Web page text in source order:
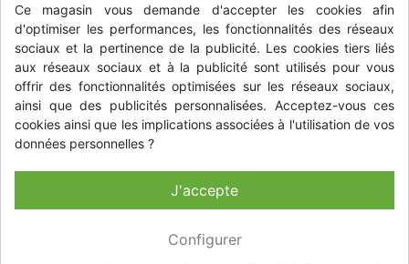
BAIE DE PARE BRISE RENAULT
GRAND SCENIC 2 PHASE 2
31,20 € TTC
Ce magasin vous demande d'accepter les cookies afin
d'optimiser les performances, les fonctionnalités des réseaux
sociaux et la pertinence de la publicité. Les cookies tiers liés
aux réseaux sociaux et à la publicité sont utilisés pour vous
offrir des fonctionnalités optimisées sur les réseaux sociaux,
ainsi que des publicités personnalisées. Acceptez-vous ces
cookies ainsi que les implications associées à l'utilisation de vos
données personnelles ?
J'accepte
Configurer